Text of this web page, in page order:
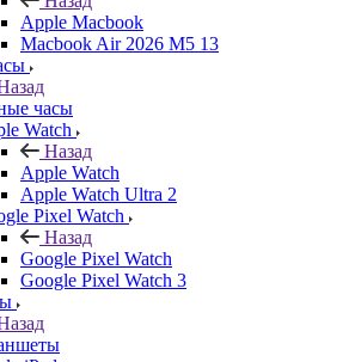
Apple Macbook
Macbook Air 2026 M5 13
часы
Watch
Назад
Apple Watch
Apple Watch Ultra 2
Pixel Watch
Назад
Google Pixel Watch
Google Pixel Watch 3